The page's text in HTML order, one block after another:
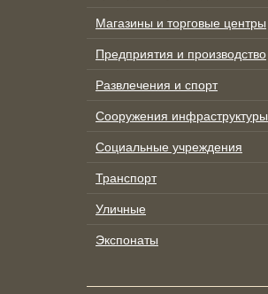
Магазины и торговые центры
Предприятия и производство
Развлечения и спорт
Сооружения инфраструктуры
Социальные учреждения
Транспорт
Уличные
Экспонаты